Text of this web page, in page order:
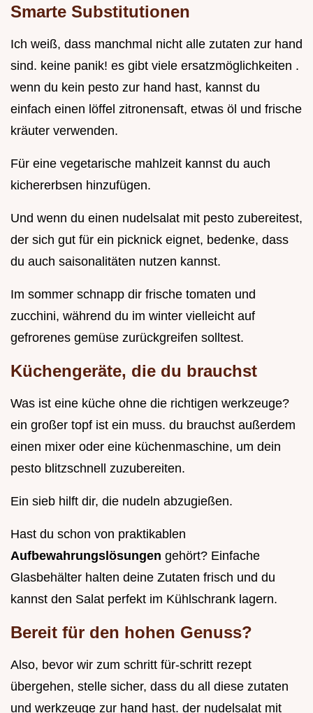
Smarte Substitutionen
Ich weiß, dass manchmal nicht alle zutaten zur hand
sind. keine panik! es gibt viele ersatzmöglichkeiten .
wenn du kein pesto zur hand hast, kannst du
einfach einen löffel zitronensaft, etwas öl und frische
kräuter verwenden.
Für eine vegetarische mahlzeit kannst du auch
kichererbsen hinzufügen.
Und wenn du einen nudelsalat mit pesto zubereitest,
der sich gut für ein picknick eignet, bedenke, dass
du auch saisonalitäten nutzen kannst.
Im sommer schnapp dir frische tomaten und
zucchini, während du im winter vielleicht auf
gefrorenes gemüse zurückgreifen solltest.
Küchengeräte, die du brauchst
Was ist eine küche ohne die richtigen werkzeuge?
ein großer topf ist ein muss. du brauchst außerdem
einen mixer oder eine küchenmaschine, um dein
pesto blitzschnell zuzubereiten.
Ein sieb hilft dir, die nudeln abzugießen.
Hast du schon von praktikablen
Aufbewahrungslösungen gehört? Einfache
Glasbehälter halten deine Zutaten frisch und du
kannst den Salat perfekt im Kühlschrank lagern.
Bereit für den hohen Genuss?
Also, bevor wir zum schritt für-schritt rezept
übergehen, stelle sicher, dass du all diese zutaten
und werkzeuge zur hand hast. der nudelsalat mit